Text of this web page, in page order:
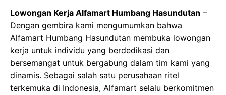
Lowongan Kerja Alfamart Humbang Hasundutan –
Dengan gembira kami mengumumkan bahwa
Alfamart Humbang Hasundutan membuka lowongan
kerja untuk individu yang berdedikasi dan
bersemangat untuk bergabung dalam tim kami yang
dinamis. Sebagai salah satu perusahaan ritel
terkemuka di Indonesia, Alfamart selalu berkomitmen